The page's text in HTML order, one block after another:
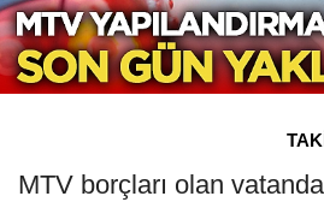
MTV borçları olan